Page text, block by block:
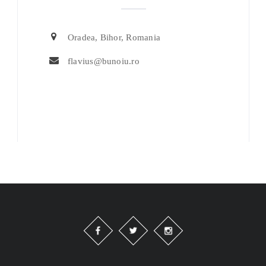
Oradea, Bihor, Romania
flavius@bunoiu.ro